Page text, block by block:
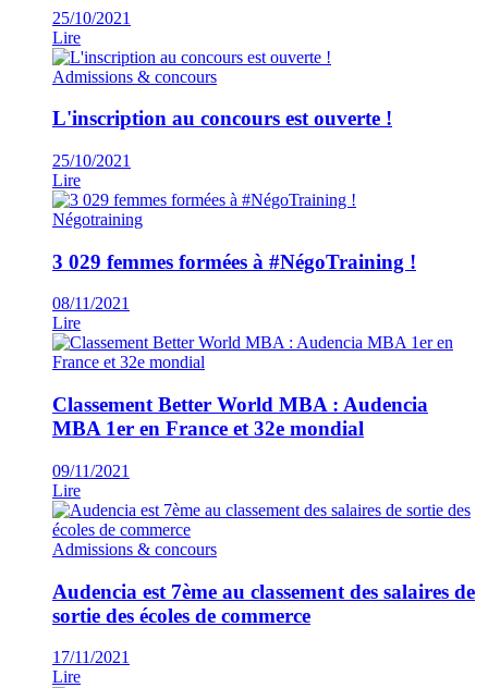
25/10/2021
Lire
Admissions & concours
L'inscription au concours est ouverte !
25/10/2021
Lire
Négotraining
3 029 femmes formées à #NégoTraining !
08/11/2021
Lire
Classement Better World MBA : Audencia
MBA 1er en France et 32e mondial
09/11/2021
Lire
Admissions & concours
Audencia est 7ème au classement des salaires de
sortie des écoles de commerce
17/11/2021
Lire